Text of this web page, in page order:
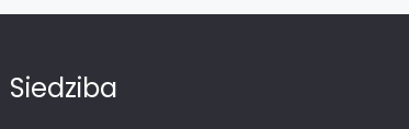
Siedziba